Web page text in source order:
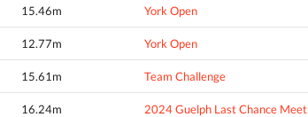
15.46m York Open
12.77m York Open
15.61m Team Challenge
16.24m 2024 Guelph Last Chance Meet